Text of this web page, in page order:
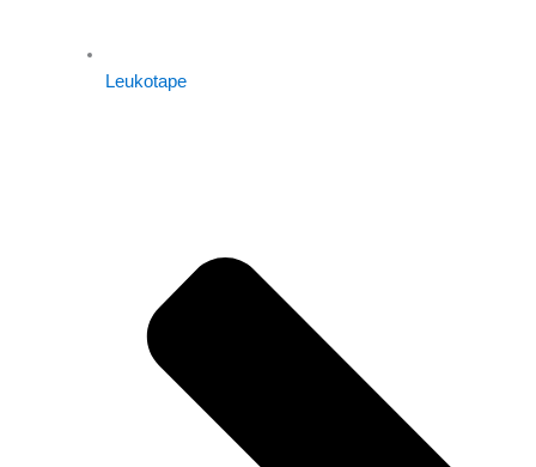
Leukotape